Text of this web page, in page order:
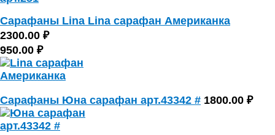
Сарафаны Lina Lina сарафан Американка
2300.00 ₽
950.00 ₽
Сарафаны Юна сарафан арт.43342 # 1800.00 ₽